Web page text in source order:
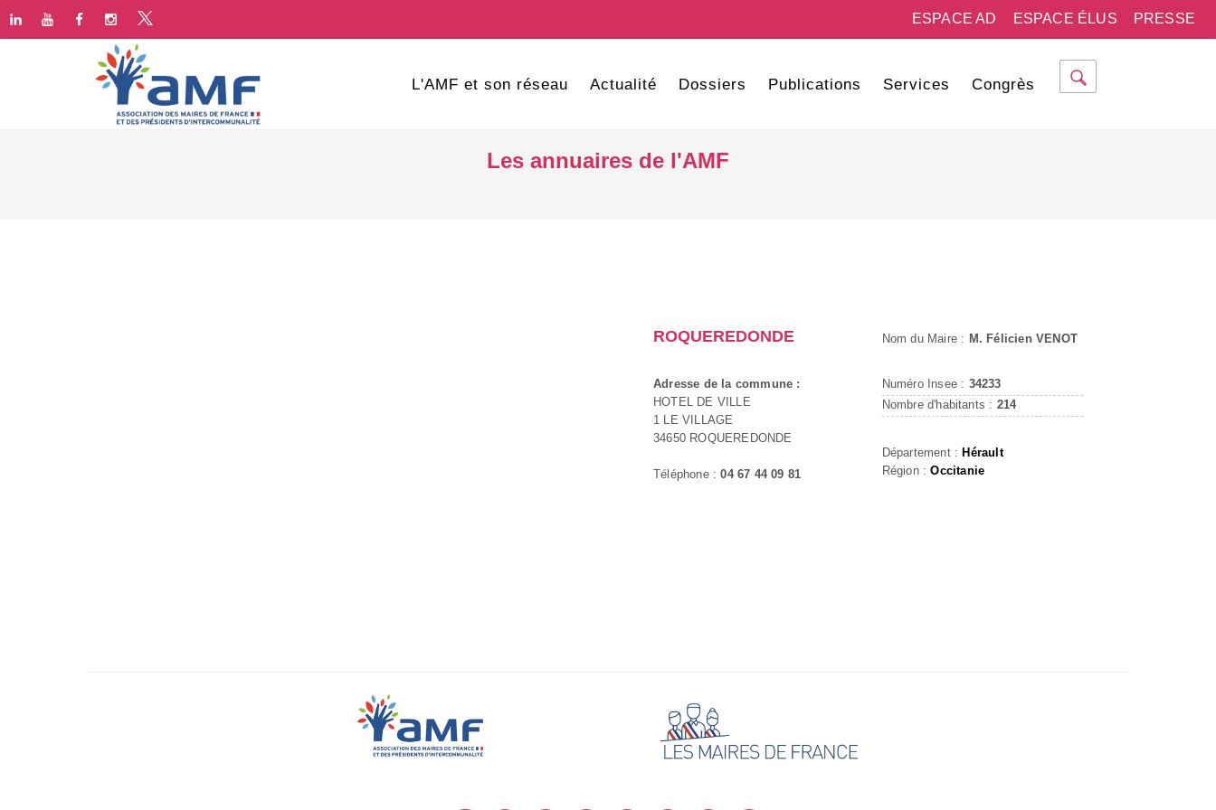
PRESSE
ESPACE ÉLUS
ESPACE AD
L'AMF et son réseau Actualité Dossiers Publications Services Congrès
Les annuaires de l'AMF
ROQUEREDONDE
Adresse de la commune :
HOTEL DE VILLE
1 LE VILLAGE
34650 ROQUEREDONDE
Téléphone :04 67 44 09 81
Nom du Maire : M. Félicien VENOT
Numéro Insee : 34233
Nombre d'habitants : 214
Département : Hérault
Région :Occitanie